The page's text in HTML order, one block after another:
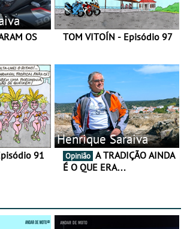
TOM VITOÍN - Episódio 97
91
Henrique Saraiva
Opinião
É O QUE ERA…